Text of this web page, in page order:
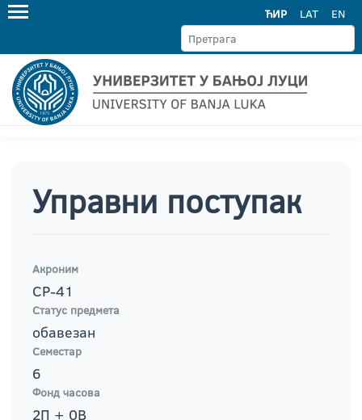
ЋИР LAT EN
Управни поступак
Акроним
СР-41
Статус предмета
обавезан
Семестар
6
Фонд часова
2П + 0В